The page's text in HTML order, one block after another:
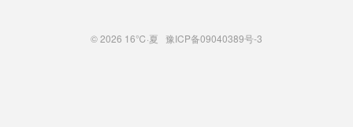
© 2026 16℃·夏 豫ICP备09040389号-3